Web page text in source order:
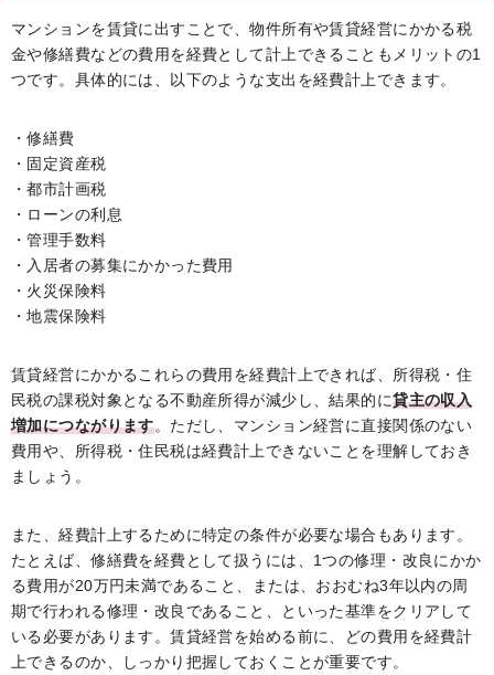
マンションを賃貸に出すことで、物件所有や賃貸経営にかかる税
金や修繕費などの費用を経費として計上できることもメリットの1
つです。具体的には、以下のような支出を経費計上できます。
・修繕費
・固定資産税
・都市計画税
・ローンの利息
・管理手数料
・入居者の募集にかかった費用
・火災保険料
・地震保険料
賃貸経営にかかるこれらの費用を経費計上できれば、所得税・住
民税の課税対象となる不動産所得が減少し、結果的に貸主の収入
増加につながります。ただし、マンション経営に直接関係のない
費用や、所得税・住民税は経費計上できないことを理解しておき
ましょう。
また、経費計上するために特定の条件が必要な場合もあります。
たとえば、修繕費を経費として扱うには、1つの修理・改良にかか
る費用が20万円未満であること、または、おおむね3年以内の周
期で行われる修理・改良であること、といった基準をクリアして
いる必要があります。賃貸経営を始める前に、どの費用を経費計
上できるのか、しっかり把握しておくことが重要です。